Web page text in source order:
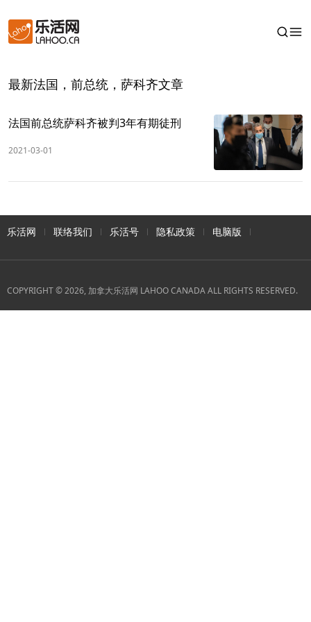
最新法国，前总统，萨科齐文章
法国前总统萨科齐被判3年有期徒刑
2021-03-01
乐活网 联络我们 乐活号 隐私政策 电脑版
COPYRIGHT © 2026, 加拿大乐活网 LAHOO CANADA ALL RIGHTS RESERVED.